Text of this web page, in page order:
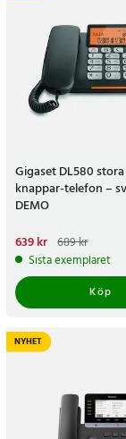
Gigaset DL580 stora
knappar-telefon –
DEMO
Nuvarande pris
pris:689 kr
639 kr 689 kr
Sista exemplaret
Köp
NYHET